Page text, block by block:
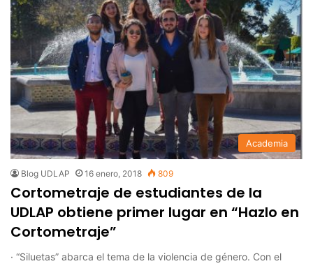
Academia
Blog UDLAP 16 enero, 2018 809
Cortometraje de estudiantes de la
UDLAP obtiene primer lugar en “Hazlo en
Cortometraje”
· “Siluetas” abarca el tema de la violencia de género. Con el